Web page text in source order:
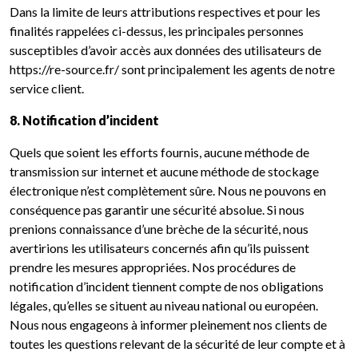
Dans la limite de leurs attributions respectives et pour les
finalités rappelées ci-dessus, les principales personnes
susceptibles d’avoir accès aux données des utilisateurs de
https://re-source.fr/ sont principalement les agents de notre
service client.
8. Notification d’incident
Quels que soient les efforts fournis, aucune méthode de
transmission sur internet et aucune méthode de stockage
électronique n’est complètement sûre. Nous ne pouvons en
conséquence pas garantir une sécurité absolue. Si nous
prenions connaissance d’une brèche de la sécurité, nous
avertirions les utilisateurs concernés afin qu’ils puissent
prendre les mesures appropriées. Nos procédures de
notification d’incident tiennent compte de nos obligations
légales, qu’elles se situent au niveau national ou européen.
Nous nous engageons à informer pleinement nos clients de
toutes les questions relevant de la sécurité de leur compte et à